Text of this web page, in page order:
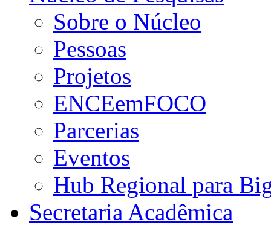
Sobre o Núcleo
Pessoas
Projetos
ENCEemFOCO
Parcerias
Eventos
Hub Regional para
Secretaria Acadêmica